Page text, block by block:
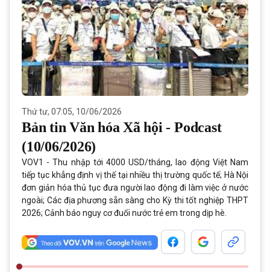
Thứ tư, 07:05, 10/06/2026
Bản tin Văn hóa Xã hội - Podcast
(10/06/2026)
VOV1 - Thu nhập tới 4000 USD/tháng, lao động Việt Nam
tiếp tục khẳng định vị thế tại nhiều thị trường quốc tế; Hà Nội
đơn giản hóa thủ tục đưa người lao động đi làm việc ở nước
ngoài; Các địa phương sẵn sàng cho Kỳ thi tốt nghiệp THPT
2026; Cảnh báo nguy cơ đuối nước trẻ em trong dịp hè.